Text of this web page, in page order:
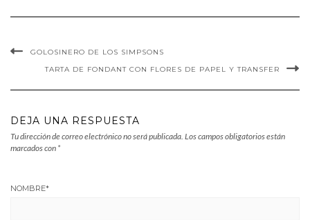
GOLOSINERO DE LOS SIMPSONS
TARTA DE FONDANT CON FLORES DE PAPEL Y TRANSFER
DEJA UNA RESPUESTA
Tu dirección de correo electrónico no será publicada. Los campos obligatorios están
marcados con *
NOMBRE*